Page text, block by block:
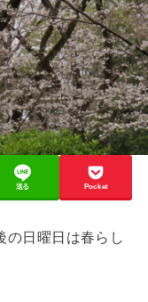
送る Pocket
の日曜日は春らし